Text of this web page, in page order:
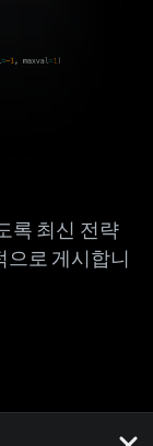
록 최신 전략
으로 게시합니